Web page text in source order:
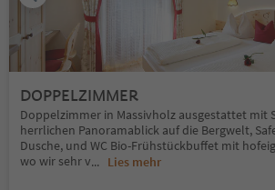
DOPPELZIMMER
Doppelzimmer in Massivholz ausgestattet mit
herrlichen Panoramablick auf die Bergwelt,
Dusche, und WC Bio-Frühstückbuffet mit
wo wir sehr v... Lies mehr